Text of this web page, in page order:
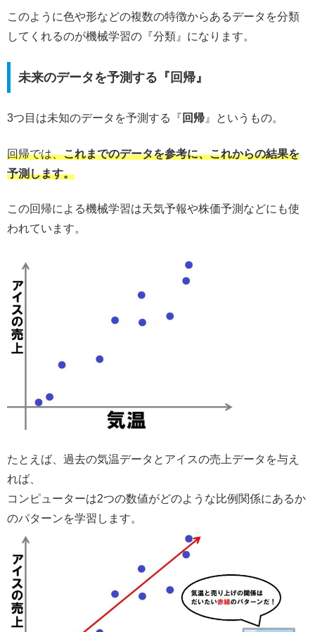
このように色や形などの複数の特徴からあるデータを分類
してくれるのが機械学習の『分類』になります。
未来のデータを予測する『回帰』
3つ目は未知のデータを予測する『 回帰』というもの。
回帰では、これまでのデータを参考に、これからの結果を
予測します。
この回帰による機械学習は天気予報や株価予測などにも使
われています。
たとえば、過去の気温データとアイスの売上データを与え
れば、
コンピューターは2つの数値がどのような比例関係にあるか
のパターンを学習します。